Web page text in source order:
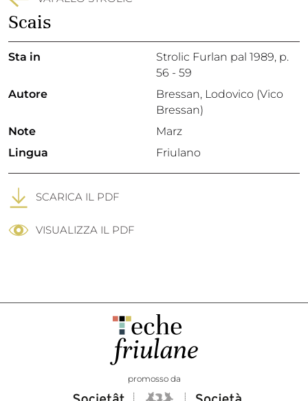
Scais
Sta in Strolic Furlan pal 1989, p.
56 - 59
Autore
Bressan, Lodovico (Vico
Bressan)
Note
Marz
Lingua
Friulano
SCARICA IL PDF
VISUALIZZA IL PDF
promosso da